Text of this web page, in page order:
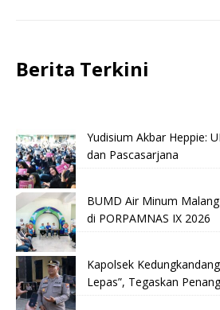
Berita Terkini
Yudisium Akbar Heppie:
dan Pascasarjana
BUMD Air Minum
di PORPAMNAS IX 2026
Kapolsek
Lepas”, Tegaskan